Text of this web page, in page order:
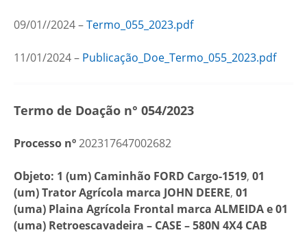
09/01//2024 –Termo_055_2023.pdf
11/01/2024 – Publicação_Doe_Termo_055_2023.pdf
Termo de Doação n° 054/2023
Processo nº202317647002682
Objeto: 1 (um) Caminhão FORD Cargo-1519, 01
(um)Trator Agrícola marca JOHN DEERE, 01
(uma) Plaina Agrícola Frontal marca ALMEIDA e 01
(uma) Retroescavadeira – CASE – 580N 4X4 CAB